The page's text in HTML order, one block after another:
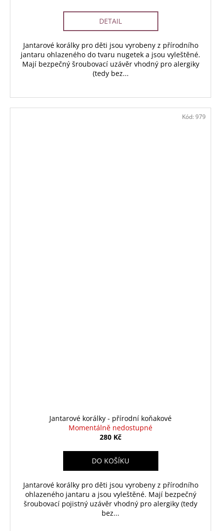
DETAIL
Jantarové korálky pro děti jsou vyrobeny z přírodního
jantaru ohlazeného do tvaru nugetek a jsou vyleštěné.
Mají bezpečný šroubovací uzávěr vhodný pro alergiky
(tedy bez...
Jantarové korálky - přírodní koňakové
Momentálně nedostupné
280 Kč
DO KOŠÍKU
Jantarové korálky pro děti jsou vyrobeny z přírodního
ohlazeného jantaru a jsou vyleštěné. Mají bezpečný
šroubovací pojistný uzávěr vhodný pro alergiky (tedy
bez...
Kód: 979